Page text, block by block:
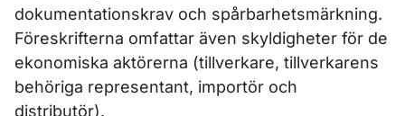
dokumentationskrav och spårbarhetsmärkning.
Föreskrifterna omfattar även skyldigheter för de
ekonomiska aktörerna (tillverkare, tillverkarens
behöriga representant, importör och
distributör).